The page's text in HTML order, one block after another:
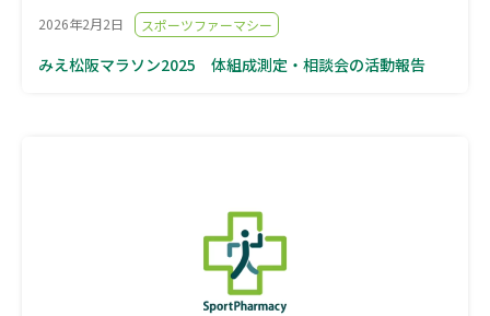
2026年2月2日 スポーツファーマシー
みえ松阪マラソン2025 体組成測定・相談会の活動報告